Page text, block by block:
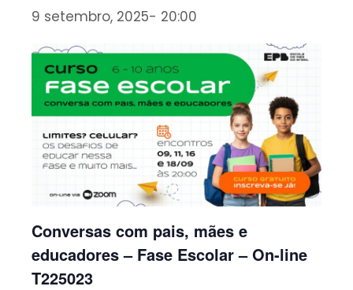
9 setembro, 2025- 20:00
Conversas com pais, mães e
educadores – Fase Escolar – On-line
T225023